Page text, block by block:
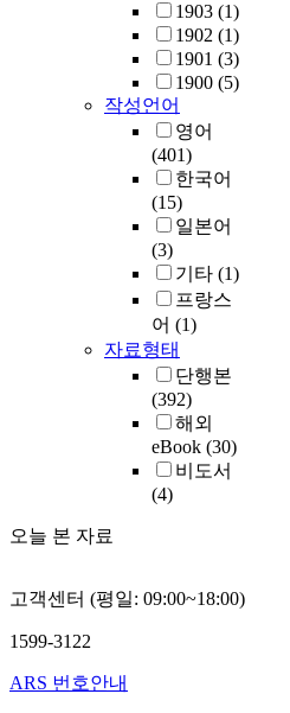
1903 (1)
1902 (1)
1901 (3)
1900 (5)
작성언어
영어
(401)
한국어
(15)
일본어
(3)
기타 (1)
프랑스
어 (1)
자료형태
단행본
(392)
해외
eBook (30)
비도서
(4)
오늘 본 자료
고객센터 (평일: 09:00~18:00)
1599-3122
ARS 번호안내